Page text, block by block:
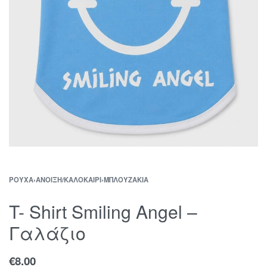
ΡΟΎΧΑ›ΆΝΟΙΞΗ/ΚΑΛΟΚΑΊΡΙ›ΜΠΛΟΥΖΆΚΙΑ
T- Shirt Smiling Angel –
Γαλάζιο
€8.00